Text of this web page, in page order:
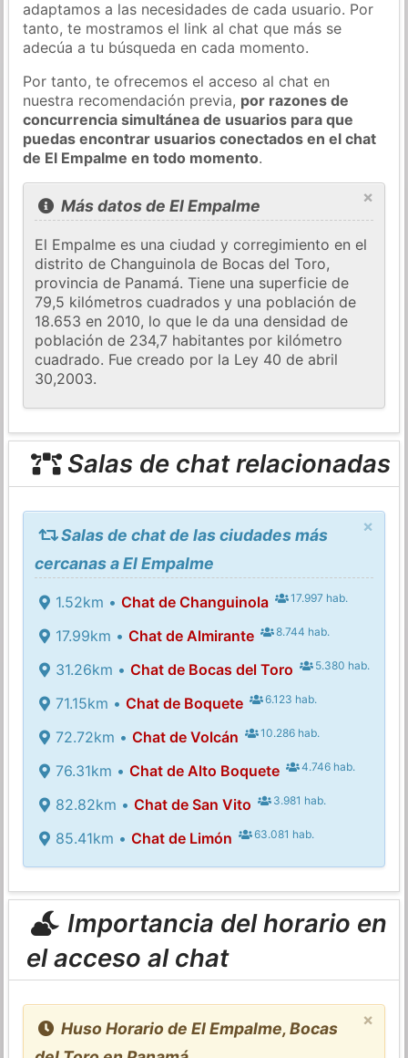
adaptamos a las necesidades de cada usuario. Por
tanto, te mostramos el link al chat que más se
adecúa a tu búsqueda en cada momento.
Por tanto, te ofrecemos el acceso al chat en
nuestra recomendación previa, por razones de
concurrencia simultánea de usuarios para que
puedas encontrar usuarios conectados en el chat
de El Empalme en todo momento.
×
Más datos de El Empalme
El Empalme es una ciudad y corregimiento en el
distrito de Changuinola de Bocas del Toro,
provincia de Panamá. Tiene una superficie de
79,5 kilómetros cuadrados y una población de
18.653 en 2010, lo que le da una densidad de
población de 234,7 habitantes por kilómetro
cuadrado. Fue creado por la Ley 40 de abril
30,2003.
Salas de chat relacionadas
×
Salas de chat de las ciudades más
cercanas a El Empalme
1.52km • Chat de Changuinola 17.997 hab.
17.99km • Chat de Almirante 8.744 hab.
31.26km • Chat de Bocas del Toro 5.380 hab.
71.15km • Chat de Boquete 6.123 hab.
72.72km • Chat de Volcán 10.286 hab.
76.31km • Chat de Alto Boquete 4.746 hab.
82.82km • Chat de San Vito 3.981 hab.
85.41km • Chat de Limón 63.081 hab.
Importancia del horario en
el acceso al chat
×
Huso Horario de El Empalme, Bocas